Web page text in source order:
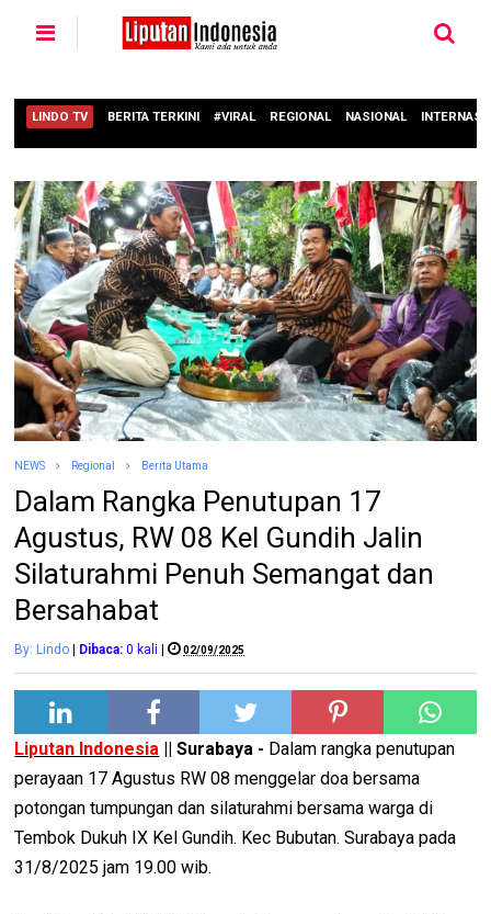
LINDO TV BERITA TERKINI #VIRAL REGIONAL NASIONAL
NEWS Regional Berita Utama
Dalam Rangka Penutupan 17
Agustus, RW 08 Kel Gundih Jalin
Silaturahmi Penuh Semangat dan
Bersahabat
By: Lindo | Dibaca: 0 kali | 02/09/2025
Liputan Indonesia || Surabaya - Dalam rangka penutupan
perayaan 17 Agustus RW 08 menggelar doa bersama
potongan tumpungan dan silaturahmi bersama warga di
Tembok Dukuh IX Kel Gundih. Kec Bubutan. Surabaya pada
31/8/2025 jam 19.00 wib.